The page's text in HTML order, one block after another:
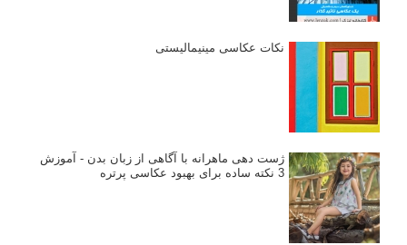
نکات عکاسی مینیمالیستی
ژست دهی ماهرانه با آگاهی از زبان بدن - آموزش
3 نکته ساده برای بهبود عکاسی پرتره